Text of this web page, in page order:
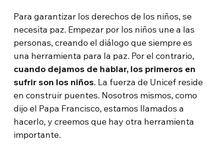
Para garantizar los derechos de los niños, se
necesita paz. Empezar por los niños une a las
personas, creando el diálogo que siempre es
una herramienta para la paz. Por el contrario,
cuando dejamos de hablar, los primeros en
sufrir son los niños. La fuerza de Unicef reside
en construir puentes. Nosotros mismos, como
dijo el Papa Francisco, estamos llamados a
hacerlo, y creemos que hay otra herramienta
importante.